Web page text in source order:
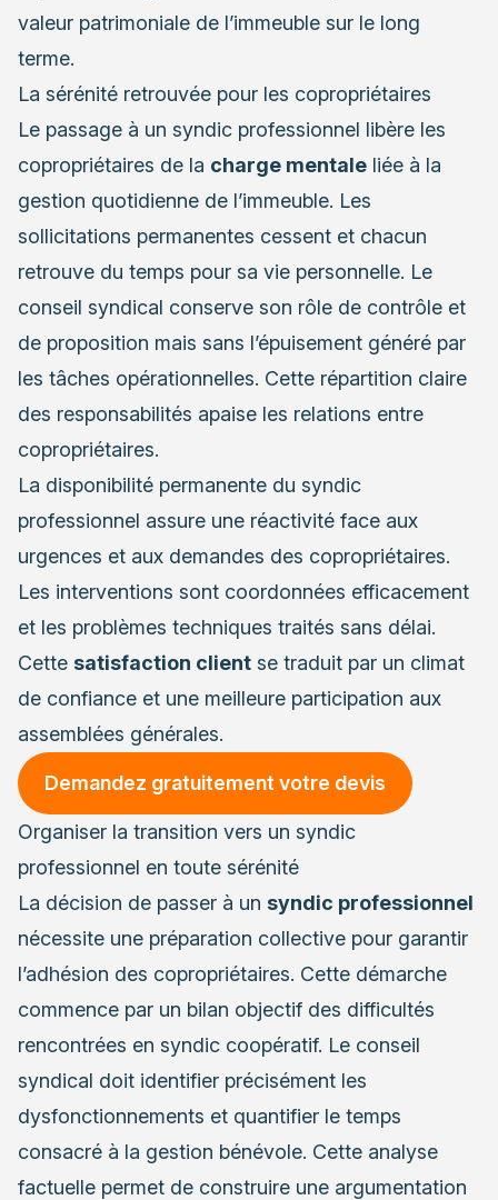
valeur patrimoniale de l’immeuble sur le long
terme.
La sérénité retrouvée pour les copropriétaires
Le passage à un syndic professionnel libère les
copropriétaires de la charge mentale liée à la
gestion quotidienne de l’immeuble. Les
sollicitations permanentes cessent et chacun
retrouve du temps pour sa vie personnelle. Le
conseil syndical conserve son rôle de contrôle et
de proposition mais sans l’épuisement généré par
les tâches opérationnelles. Cette répartition claire
des responsabilités apaise les relations entre
copropriétaires.
La disponibilité permanente du syndic
professionnel assure une réactivité face aux
urgences et aux demandes des copropriétaires.
Les interventions sont coordonnées efficacement
et les problèmes techniques traités sans délai.
Cette satisfaction client se traduit par un climat
de confiance et une meilleure participation aux
assemblées générales.
Demandez gratuitement votre devis
Organiser la transition vers un syndic
professionnel en toute sérénité
La décision de passer à un syndic professionnel
nécessite une préparation collective pour garantir
l’adhésion des copropriétaires. Cette démarche
commence par un bilan objectif des difficultés
rencontrées en syndic coopératif. Le conseil
syndical doit identifier précisément les
dysfonctionnements et quantifier le temps
consacré à la gestion bénévole. Cette analyse
factuelle permet de construire une argumentation